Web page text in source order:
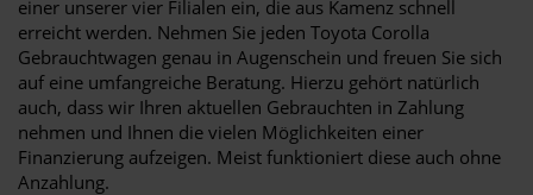
einer unserer vier Filialen ein, die aus Kamenz schnell
erreicht werden. Nehmen Sie jeden Toyota Corolla
Gebrauchtwagen genau in Augenschein und freuen Sie sich
auf eine umfangreiche Beratung. Hierzu gehört natürlich
auch, dass wir Ihren aktuellen Gebrauchten in Zahlung
nehmen und Ihnen die vielen Möglichkeiten einer
Finanzierung aufzeigen. Meist funktioniert diese auch ohne
Anzahlung.